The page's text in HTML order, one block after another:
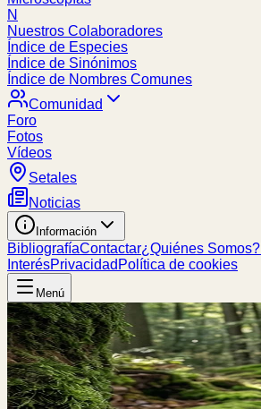
N
Nuestros Colaboradores
Índice de Especies
Índice de Sinónimos
Índice de Nombres Comunes
Comunidad
Foro
Fotos
Vídeos
Setales
Noticias
Información
BibliografíaContactar¿Quiénes Somos?
InterésPrivacidad Política de cookies
Menú